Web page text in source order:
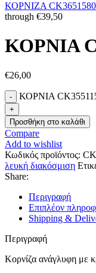
ΚΟΡΝΙΖΑ
through €39,50
ΚΟΡΝΙΑ
€26,00
ΚΟΡΝΙΑ
Προσθήκη στο καλάθι
Compare
Add to wishlist
Κωδικός προϊόντος:
λευκή διακόσμιση
Share:
Περιγραφή
Επιπλέον
Shipping &
Περιγραφή
Κορνίζα ανάγλυφη με